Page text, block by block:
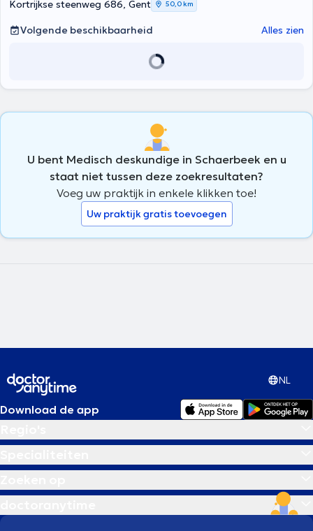
Kortrijkse steenweg 686, Gent 50,0 km
Volgende beschikbaarheid Alles zien
U bent Medisch deskundige in Schaerbeek en u
staat niet tussen deze zoekresultaten?
Voeg uw praktijk in enkele klikken toe!
Uw praktijk gratis toevoegen
NL
Download de app